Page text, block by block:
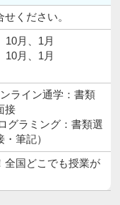
ください。
10月、1月
10月、1月
ライン通学：書類
接
グラミング：書類選
筆記）
全国どこでも授業が